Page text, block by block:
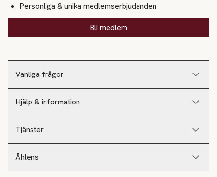
Vanliga frågor
Hjälp & information
Tjänster
Åhlens
Personliga & unika medlemserbjudanden
Bli medlem